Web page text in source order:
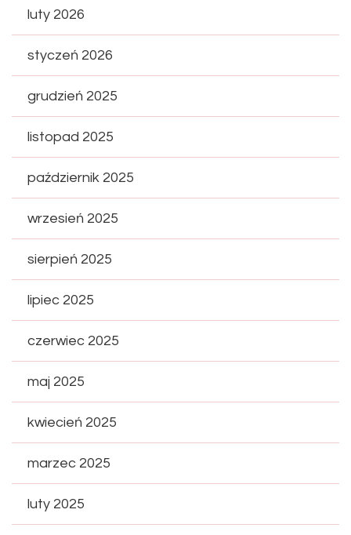
luty 2026
styczeń 2026
grudzień 2025
listopad 2025
październik 2025
wrzesień 2025
sierpień 2025
lipiec 2025
czerwiec 2025
maj 2025
kwiecień 2025
marzec 2025
luty 2025